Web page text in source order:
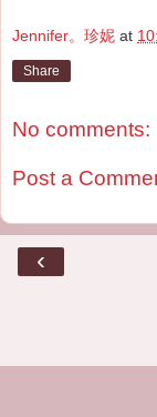
Jennifer。珍妮 at
Share
No comments:
Post a
‹